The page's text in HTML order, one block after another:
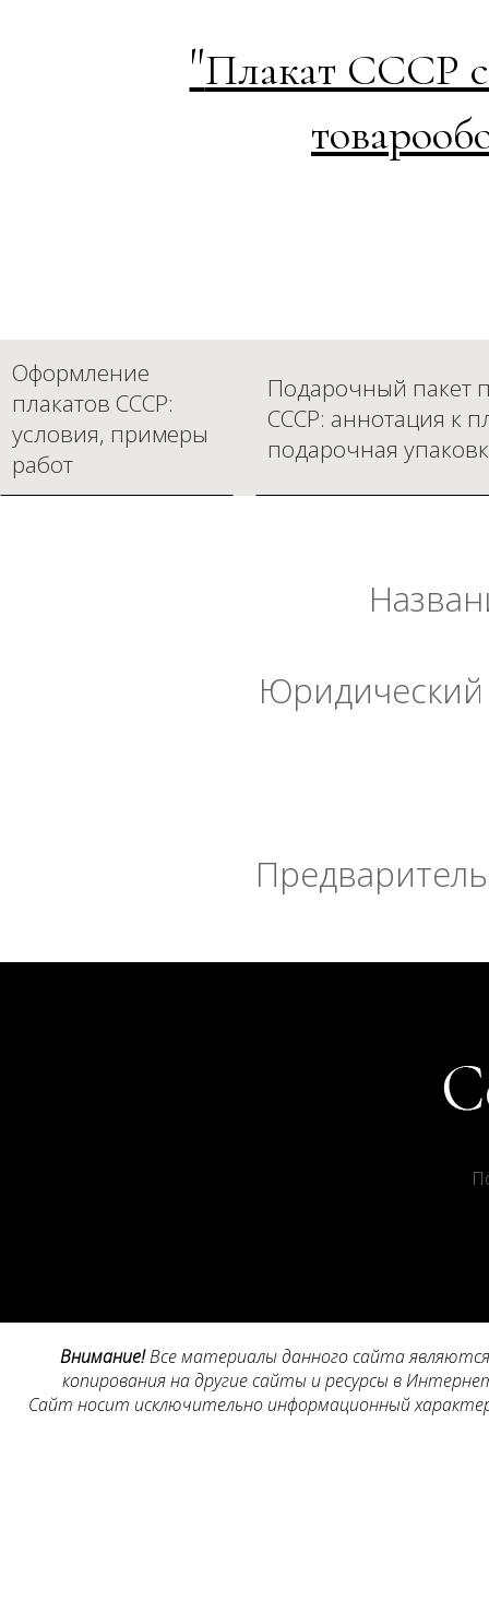
"Плакат СССР
Оформление
плакатов СССР:
условия, примеры
работ
Подарочный пакет
СССР: аннотация к
подарочная
Внимание!Все материалы данного сайта
копирования на другие сайты и ресурсы в
Сайт носит исключительно информационный